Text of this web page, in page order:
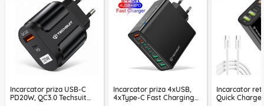
Incarcator priza USB-C
PD20W, QC3.0 Techsuit
Incarcator priza 4xUSB,
4xType-C Fast Charging
Incarcator
Quick Charge